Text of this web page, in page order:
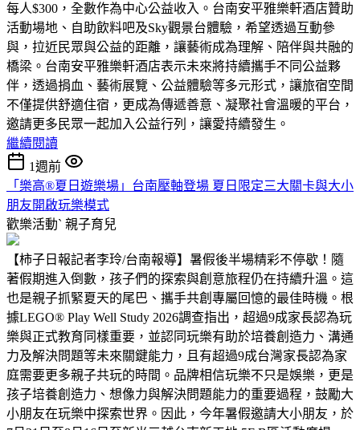
每人$300，全數作為中心公益收入。台南安平雅樂軒酒店贊助
活動場地、自助飲料吧及Sky觀景台體驗，希望透過互動參
與，拉近民眾與公益的距離，讓藝術成為理解、陪伴與共融的
橋梁。台南安平雅樂軒酒店表示未來將持續攜手不同公益夥
伴，透過捐血、藝術展覽、公益體驗等多元形式，讓旅宿空間
不僅提供舒適住宿，更成為傳遞善意、凝聚社會溫暖的平台，
邀請更多民眾一起加入公益行列，讓愛持續發生。
繼續閱讀
1週前
「樂高®夏日遊樂場」台南壓軸登場 夏日限定三大關卡與大小
朋友開啟玩樂模式
歡樂活動ˋ 親子育兒
【柿子日報記者李玲/台南報導】暑假後半場精彩不停歇！隨
著假期進入倒數，孩子們的探索與創意旅程仍在持續升溫。這
也是親子抓緊夏天的尾巴、攜手共創專屬回憶的最佳時機。根
據LEGO® Play Well Study 2026調查指出，超過9成家長認為玩
樂與正式教育同樣重要，並認同玩樂有助於培養創造力、溝通
力及解決問題等未來關鍵能力，且有超過9成台灣家長認為家
庭需要更多親子共玩的時間。品牌相信玩樂不只是娛樂，更是
孩子培養創造力、想像力與解決問題能力的重要過程，鼓勵大
小朋友在玩樂中探索世界。因此，今年暑假邀請大小朋友，於